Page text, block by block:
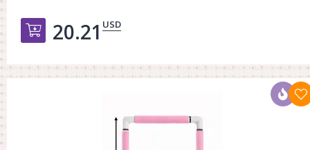
Добавить в корзину
20.21 USD